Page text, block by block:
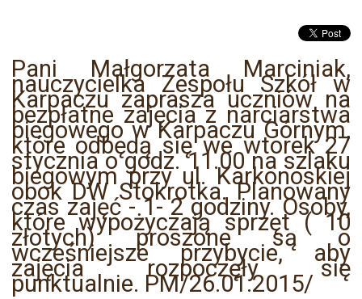
Pani Małgorzata Marciniak,
nauczycielka Zespołu Szkół w
Karpaczu zaprasza uczniów na
bezpłatne zajęcia z narciarstwa
biegowego w Karpaczu Górnym,
które odbędą się we wtorek 27
stycznia o godz. 11.00 na szlaku
biegowym przy ul. Karkonoskiej
obok DW Stokrotka. Planowany
czas zajęć - 1- 2 godziny. Osoby,
które wypożyczają sprzęt ( 10
złotych) proszone są o
wcześniejsze przybycie, aby
zajęcia rozpoczęły się
punktualnie. PM/26.01.2015/